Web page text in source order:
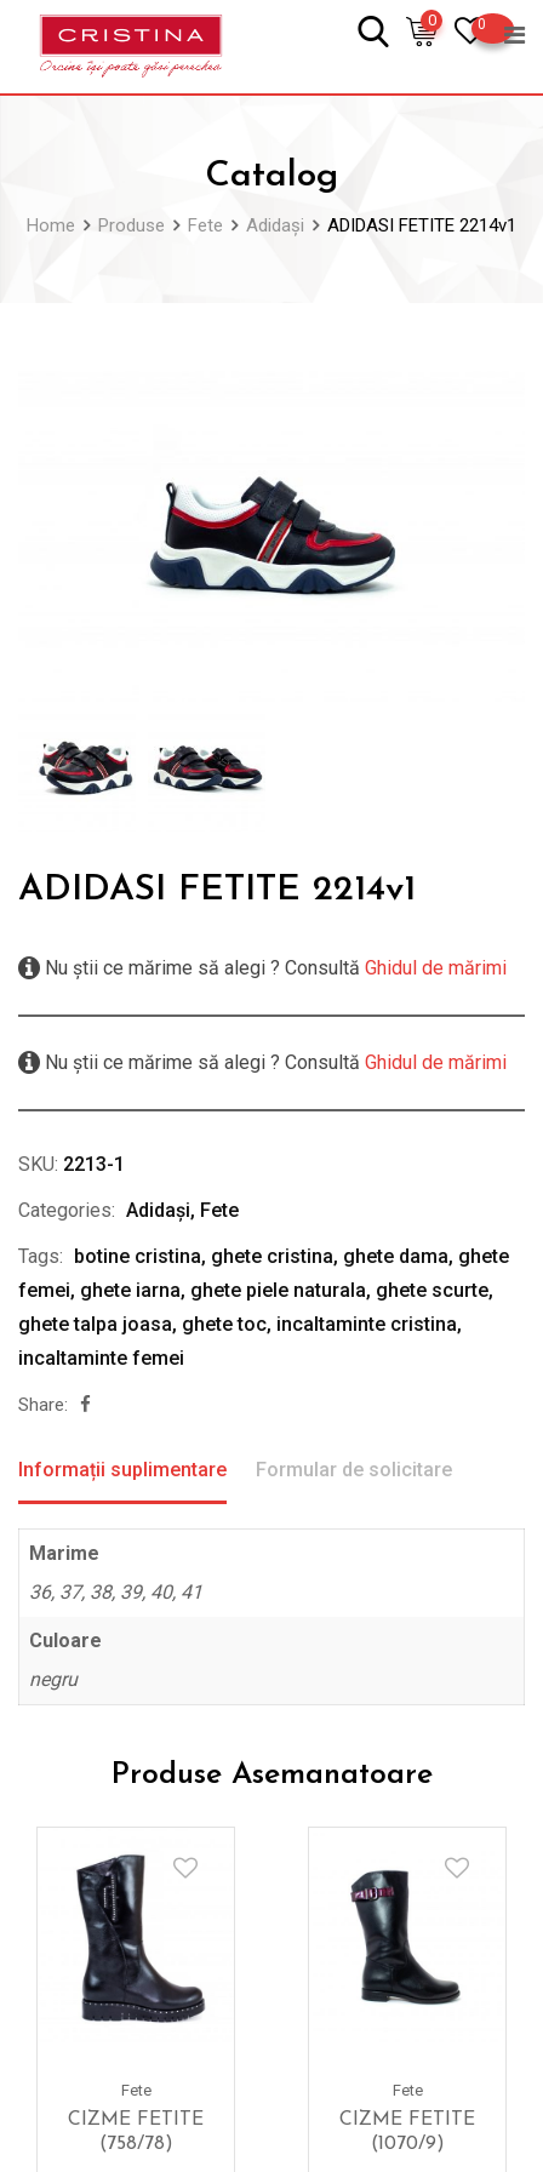
0
0
Catalog
Home Produse Fete Adidași ADIDASI FETITE 2214v1
ADIDASI FETITE 2214v1
Nu știi ce mărime să alegi ? Consultă Ghidul de mărimi
Nu știi ce mărime să alegi ? Consultă Ghidul de mărimi
SKU: 2213-1
Categories: Adidași, Fete
Tags: botine cristina, ghete cristina, ghete dama, ghete
femei, ghete iarna, ghete piele naturala, ghete scurte,
ghete talpa joasa, ghete toc, incaltaminte cristina,
incaltaminte femei
Share:
Informații suplimentare Formular de solicitare
Marime
36, 37, 38, 39, 40, 41
Culoare
negru
Produse Asemanatoare
Fete
CIZME FETITE
(758/78)
Fete
CIZME FETITE
(1070/9)